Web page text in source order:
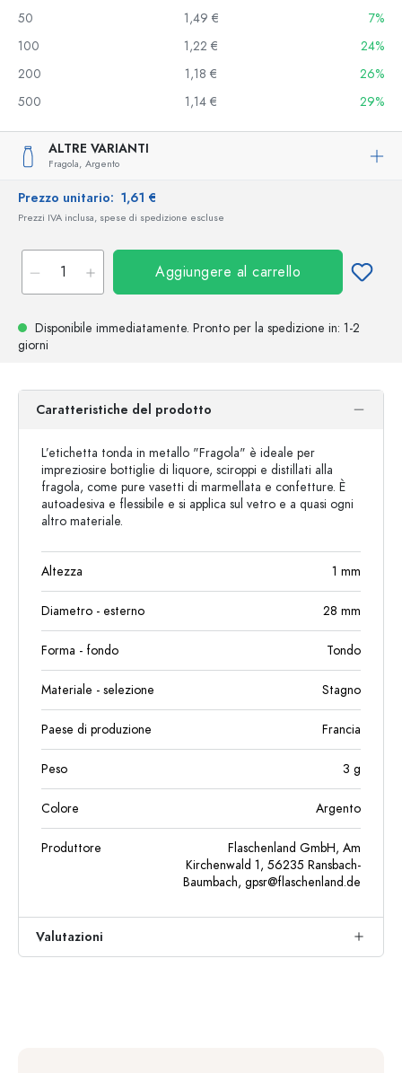
50
1,49 €
7%
100
1,22 €
24%
200
1,18 €
26%
500
1,14 € 29%
ALTRE VARIANTI
Fragola, Argento
Prezzo unitario: 1,61 €
Prezzi IVA inclusa, spese di spedizione escluse
Aggiungere al carrello
Disponibile immediatamente. Pronto per la spedizione in: 1-2
giorni
Caratteristiche del prodotto
L’etichetta tonda in metallo "Fragola" è ideale per
impreziosire bottiglie di liquore, sciroppi e distillati alla
fragola, come pure vasetti di marmellata e confetture. È
autoadesiva e flessibile e si applica sul vetro e a quasi ogni
altro materiale.
Altezza 1 mm
Diametro - esterno 28 mm
Forma - fondo Tondo
Materiale - selezione Stagno
Paese di produzione Francia
Peso 3 g
Colore Argento
Produttore
Flaschenland GmbH, Am
Kirchenwald 1, 56235 Ransbach-
Baumbach, gpsr@flaschenland.de
Valutazioni